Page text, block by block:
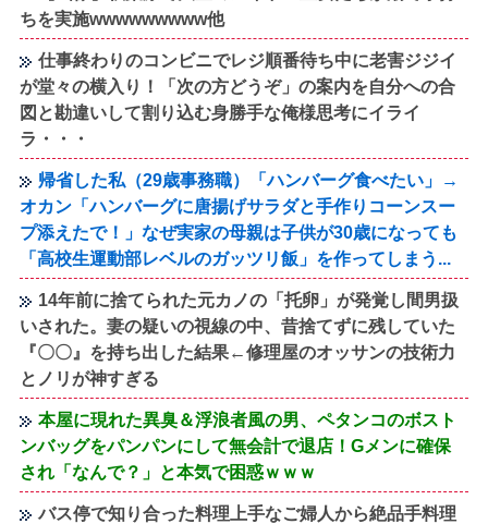
ちを実施wwwwwwwww他
仕事終わりのコンビニでレジ順番待ち中に老害ジジイ
が堂々の横入り！「次の方どうぞ」の案内を自分への合
図と勘違いして割り込む身勝手な俺様思考にイライ
ラ・・・
帰省した私（29歳事務職）「ハンバーグ食べたい」→
オカン「ハンバーグに唐揚げサラダと手作りコーンスー
プ添えたで！」なぜ実家の母親は子供が30歳になっても
「高校生運動部レベルのガッツリ飯」を作ってしまう...
14年前に捨てられた元カノの「托卵」が発覚し間男扱
いされた。妻の疑いの視線の中、昔捨てずに残していた
『〇〇』を持ち出した結果←修理屋のオッサンの技術力
とノリが神すぎる
本屋に現れた異臭＆浮浪者風の男、ペタンコのボスト
ンバッグをパンパンにして無会計で退店！Gメンに確保
され「なんで？」と本気で困惑ｗｗｗ
バス停で知り合った料理上手なご婦人から絶品手料理